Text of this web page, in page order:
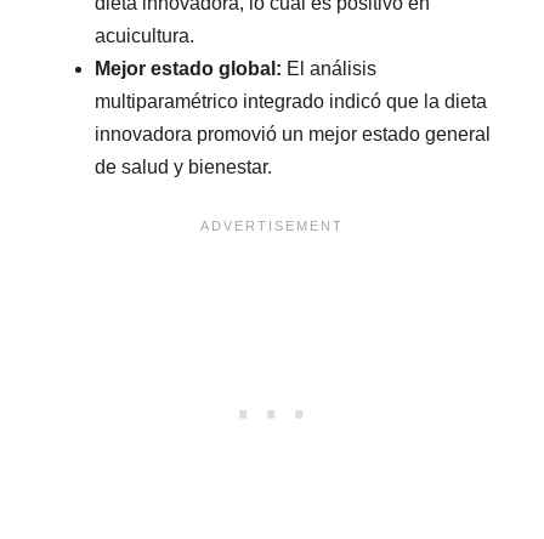
acuicultura.
Mejor estado global: El análisis
multiparamétrico integrado indicó que la dieta
innovadora promovió un mejor estado general
de salud y bienestar.